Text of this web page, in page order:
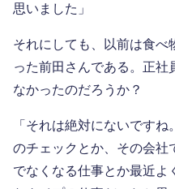
思いました」
それにしても、以前は食べ
った前田さんである。正社
なかったのだろうか？
「それは絶対にないです
のチェックとか、その会社
でなくなる仕事とか最近よ